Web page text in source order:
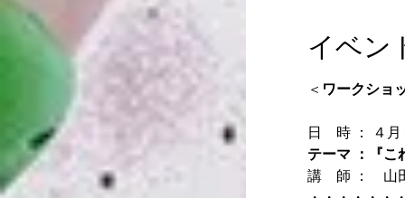
イベン
＜ ワークショ
日　時 ： ４
テーマ ：『こ
講　師 ：　山